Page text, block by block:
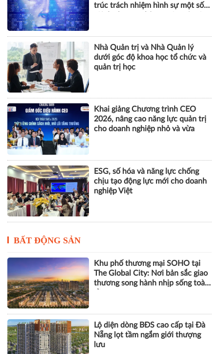
trúc trách nhiệm hình sự một số
Nhà Quản trị và Nhà Quản lý
dưới góc độ khoa học tổ chức và
quản trị học
Khai giảng Chương trình CEO
2026, nâng cao năng lực quản trị
cho doanh nghiệp nhỏ và vừa
ESG, số hóa và năng lực chống
chịu tạo động lực mới cho doanh
nghiệp Việt
BẤT ĐỘNG SẢN
Khu phố thương mại SOHO tại
The Global City: Nơi bản sắc giao
thương song hành nhịp sống toàn
Lộ diện dòng BĐS cao cấp tại Đà
Nẵng lọt tầm ngắm giới thượng
lưu